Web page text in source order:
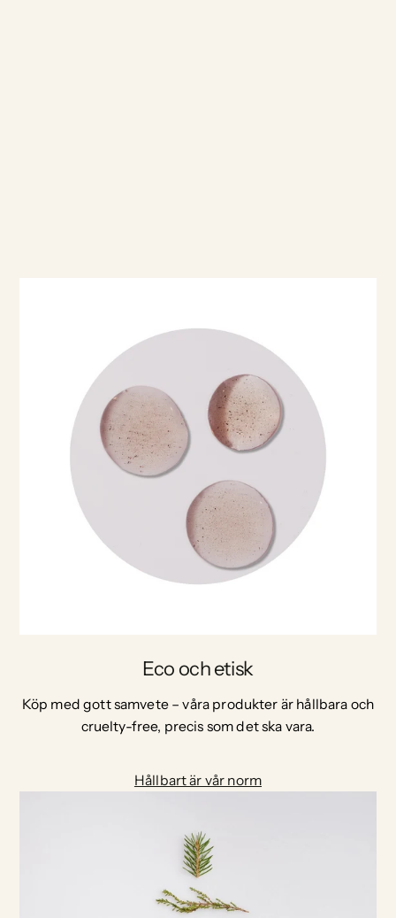
Eco och etisk
Köp med gott samvete – våra produkter är hållbara och
cruelty-free, precis som det ska vara.
Hållbart är vår norm